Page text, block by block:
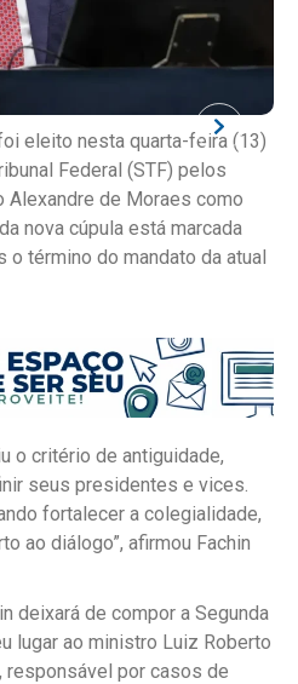
eleito nesta quarta-feira (13)
Federal (STF) pelos
de Moraes como
nova cúpula está marcada
o término do mandato da atual
o critério de antiguidade,
seus presidentes e vices.
fortalecer a colegialidade,
ao diálogo”, afirmou Fachin
deixará de compor a Segunda
lugar ao ministro Luiz Roberto
responsável por casos de